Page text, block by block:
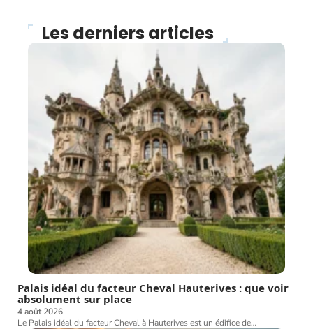
Les derniers articles
Palais idéal du facteur Cheval Hauterives : que voir
absolument sur place
4 août 2026
Le Palais idéal du facteur Cheval à Hauterives est un édifice de…